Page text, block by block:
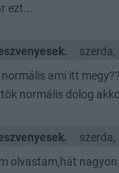
ezt...
szerda,
normális ami itt
normális dolog
szerda,
olvastam,hát